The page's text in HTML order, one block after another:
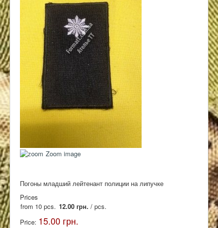
Контакты
Zoom image
Погоны младший лейтенант полиции на липучке
Prices
from 10 pcs. 12.00 грн. / pcs.
Price: 15.00 грн.